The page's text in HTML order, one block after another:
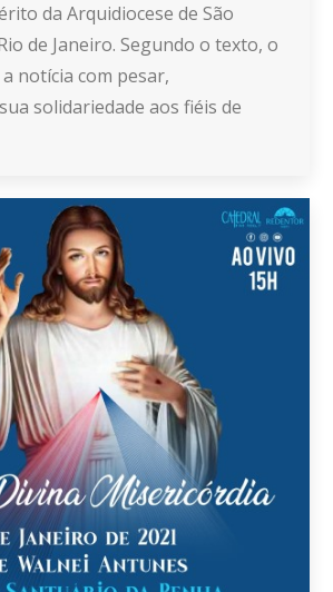
da Arquidiocese de São
de Janeiro. Segundo o texto, o
notícia com pesar,
solidariedade aos fiéis de